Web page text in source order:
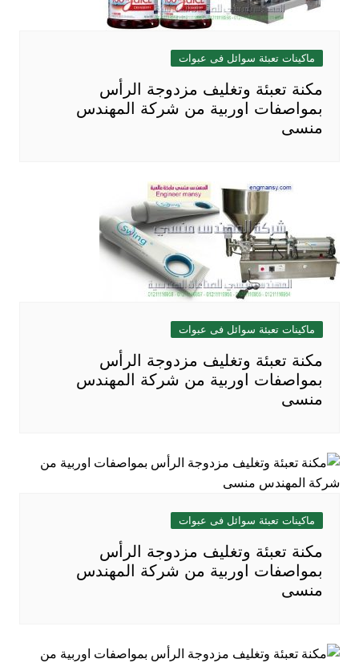
ماكينات تعبئة سوائل فى عبوات
مكنة تعبئة وتغليف مزدوجة الرأس
بمواصفات اوربية من شركة المهندس
منسى
ماكينات تعبئة سوائل فى عبوات
مكنة تعبئة وتغليف مزدوجة الرأس
بمواصفات اوربية من شركة المهندس
منسى
ماكينات تعبئة سوائل فى عبوات
مكنة تعبئة وتغليف مزدوجة الرأس
بمواصفات اوربية من شركة المهندس
منسى